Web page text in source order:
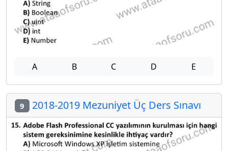
A B C D E
9 2018-2019 Mezuniyet Üç Ders Sınavı